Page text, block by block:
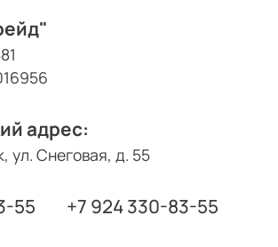
адрес:
ул. Снеговая, д. 55
55 +7 924 330-83-55